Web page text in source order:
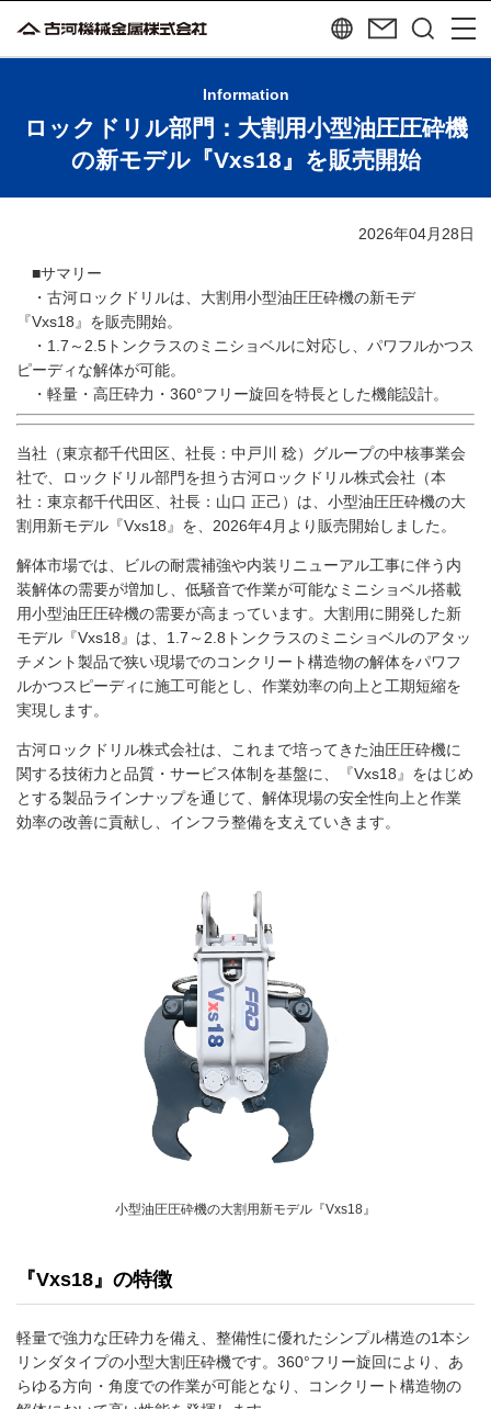
Information
ロックドリル部門：大割用小型油圧圧砕機
の新モデル『Vxs18』を販売開始
2026年04月28日
■サマリー
・古河ロックドリルは、大割用小型油圧圧砕機の新モデ
『Vxs18』を販売開始。
・1.7～2.5トンクラスのミニショベルに対応し、パワフルかつス
ピーディな解体が可能。
・軽量・高圧砕力・360°フリー旋回を特長とした機能設計。
当社（東京都千代田区、社長：中戸川 稔）グループの中核事業会
社で、ロックドリル部門を担う古河ロックドリル株式会社（本
社：東京都千代田区、社長：山口 正己）は、小型油圧圧砕機の大
割用新モデル『Vxs18』を、2026年4月より販売開始しました。
解体市場では、ビルの耐震補強や内装リニューアル工事に伴う内
装解体の需要が増加し、低騒音で作業が可能なミニショベル搭載
用小型油圧圧砕機の需要が高まっています。大割用に開発した新
モデル『Vxs18』は、1.7～2.8トンクラスのミニショベルのアタッ
チメント製品で狭い現場でのコンクリート構造物の解体をパワフ
ルかつスピーディに施工可能とし、作業効率の向上と工期短縮を
実現します。
古河ロックドリル株式会社は、これまで培ってきた油圧圧砕機に
関する技術力と品質・サービス体制を基盤に、『Vxs18』をはじめ
とする製品ラインナップを通じて、解体現場の安全性向上と作業
効率の改善に貢献し、インフラ整備を支えていきます。
小型油圧圧砕機の大割用新モデル『Vxs18』
『Vxs18』の特徴
軽量で強力な圧砕力を備え、整備性に優れたシンプル構造の1本シ
リンダタイプの小型大割圧砕機です。360°フリー旋回により、あ
らゆる方向・角度での作業が可能となり、コンクリート構造物の